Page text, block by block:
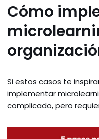
Cómo
Si estos casos te
implementar
complicado, pero